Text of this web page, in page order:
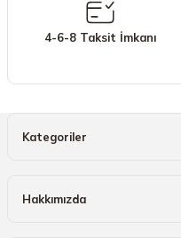
Bu ürüne benzer farklı
4-6-8 Taksit İmkanı
Kategoriler
Hakkımızda